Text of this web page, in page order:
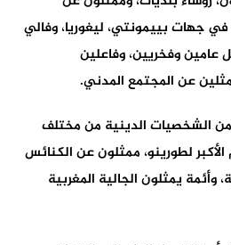
في جهات بييمونتي، ليغوريا، وفالي
عامين وفخريين، وفاعلين
عن المجتمع المدني.
الشخصيات الدينية من مختلف
الأكبر لطورينو، ممثلون عن الكنائس
وأئمة يمثلون الجالية المغربية